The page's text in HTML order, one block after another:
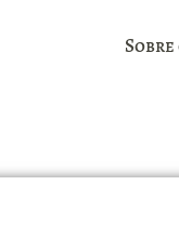
Sobre